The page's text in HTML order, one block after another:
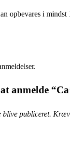
opbevares i mindst
anmelde
blive publiceret.